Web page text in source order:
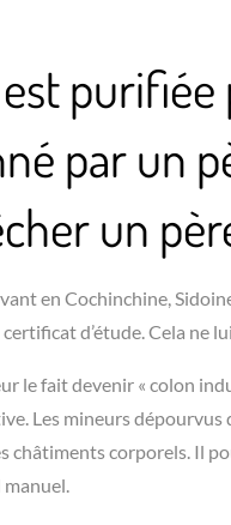
purifiée
par un
un
en Cochinchine,
d’étude. Cela ne
le fait devenir « colon
Les mineurs
châtiments corporels. Il